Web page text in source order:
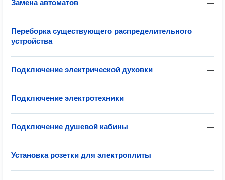
—
Замена автоматов
—
Переборка существующего распределительного
устройства
—
Подключение электрической духовки
—
Подключение электротехники
—
Подключение душевой кабины
—
Установка розетки для электроплиты